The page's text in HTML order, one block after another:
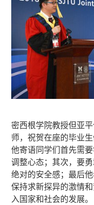
密西根学院教授但亚
师，祝贺在座的毕业
他寄语同学们首先需
调整心态；其次，要
绝对的安全感；最后
保持求新探异的激情
入国家和社会的发展。